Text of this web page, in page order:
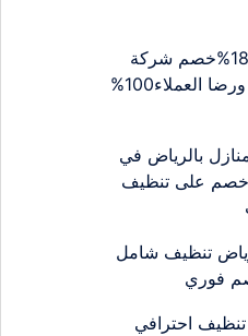
شركة تنظيف بعفيف بـ18%خصم شركة
تنظيف ملتزمة بالجودة ورضا العملاء100%
بالرياض في
بـ33%خصم على تنظيف
تنظيف شامل
احترافي